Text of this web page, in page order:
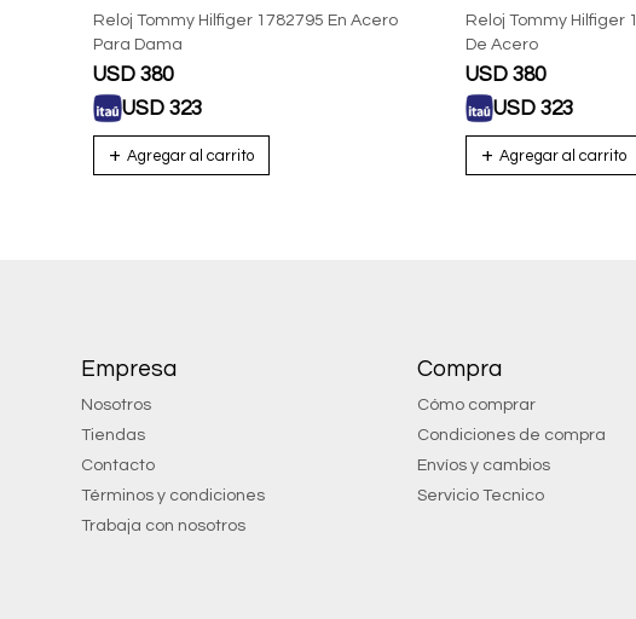
Reloj Tommy Hilfiger 1782795 En Acero
Para Dama
USD 380
USD 323
Reloj Tommy Hilfiger
De Acero
USD 380
USD 323
Empresa
Nosotros
Tiendas
Contacto
Términos y condiciones
Trabaja con nosotros
Compra
Cómo comprar
Condiciones de compra
Envíos y cambios
Servicio Tecnico